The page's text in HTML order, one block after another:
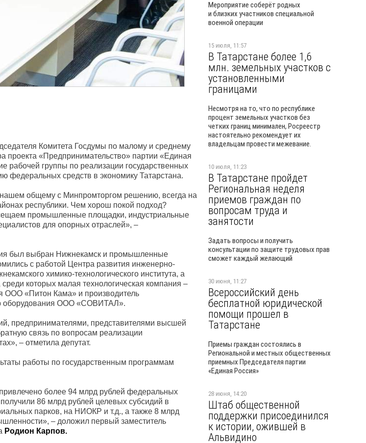
Комитета Госдумы по малому и среднему
проекта «Предпринимательство» партии «Единая
рабочей группы по реализации государственных
средств в экономику Татарстана.
общему с Минпромторгом решению, всегда на
республики. Чем хорош покой подход?
промышленные площадки, индустриальные
для опорных отраслей», –
был выбран Нижнекамск и промышленные
с работой Центра развития инженерно-
химико-технологического института, а
которых малая технологическая компания –
ООО «Питон Кама» и производитель
оборудования ООО «СОВИТАЛ».
предпринимателями, представителями высшей
связь по вопросам реализации
– отметила депутат.
работы по государственным программам
более 94 млрд рублей федеральных
86 млрд рублей целевых субсидий в
парков, на НИОКР и т.д., а также 8 млрд
– доложил первый заместитель
Родион Карпов.
Мероприятие соберёт родных
и близких участников специальной
военной операции
15 июля, 11:57
В Татарстане более 1,6
млн. земельных участков с
установленными
границами
Несмотря на то, что по республике
процент земельных участков без
четких границ минимален, Росреестр
настоятельно рекомендует их
владельцам провести межевание.
10 июля, 11:23
В Татарстане пройдет
Региональная неделя
приемов граждан по
вопросам труда и
занятости
Задать вопросы и получить
консультации по защите трудовых прав
сможет каждый желающий
30 июня, 11:27
Всероссийский день
бесплатной юридической
помощи прошел в
Татарстане
Приемы граждан состоялись в
Региональной и местных общественных
приемных Председателя партии
«Единая Россия»
28 июня, 14:20
Штаб общественной
поддержки присоединился
к истории, ожившей в
Альвидино